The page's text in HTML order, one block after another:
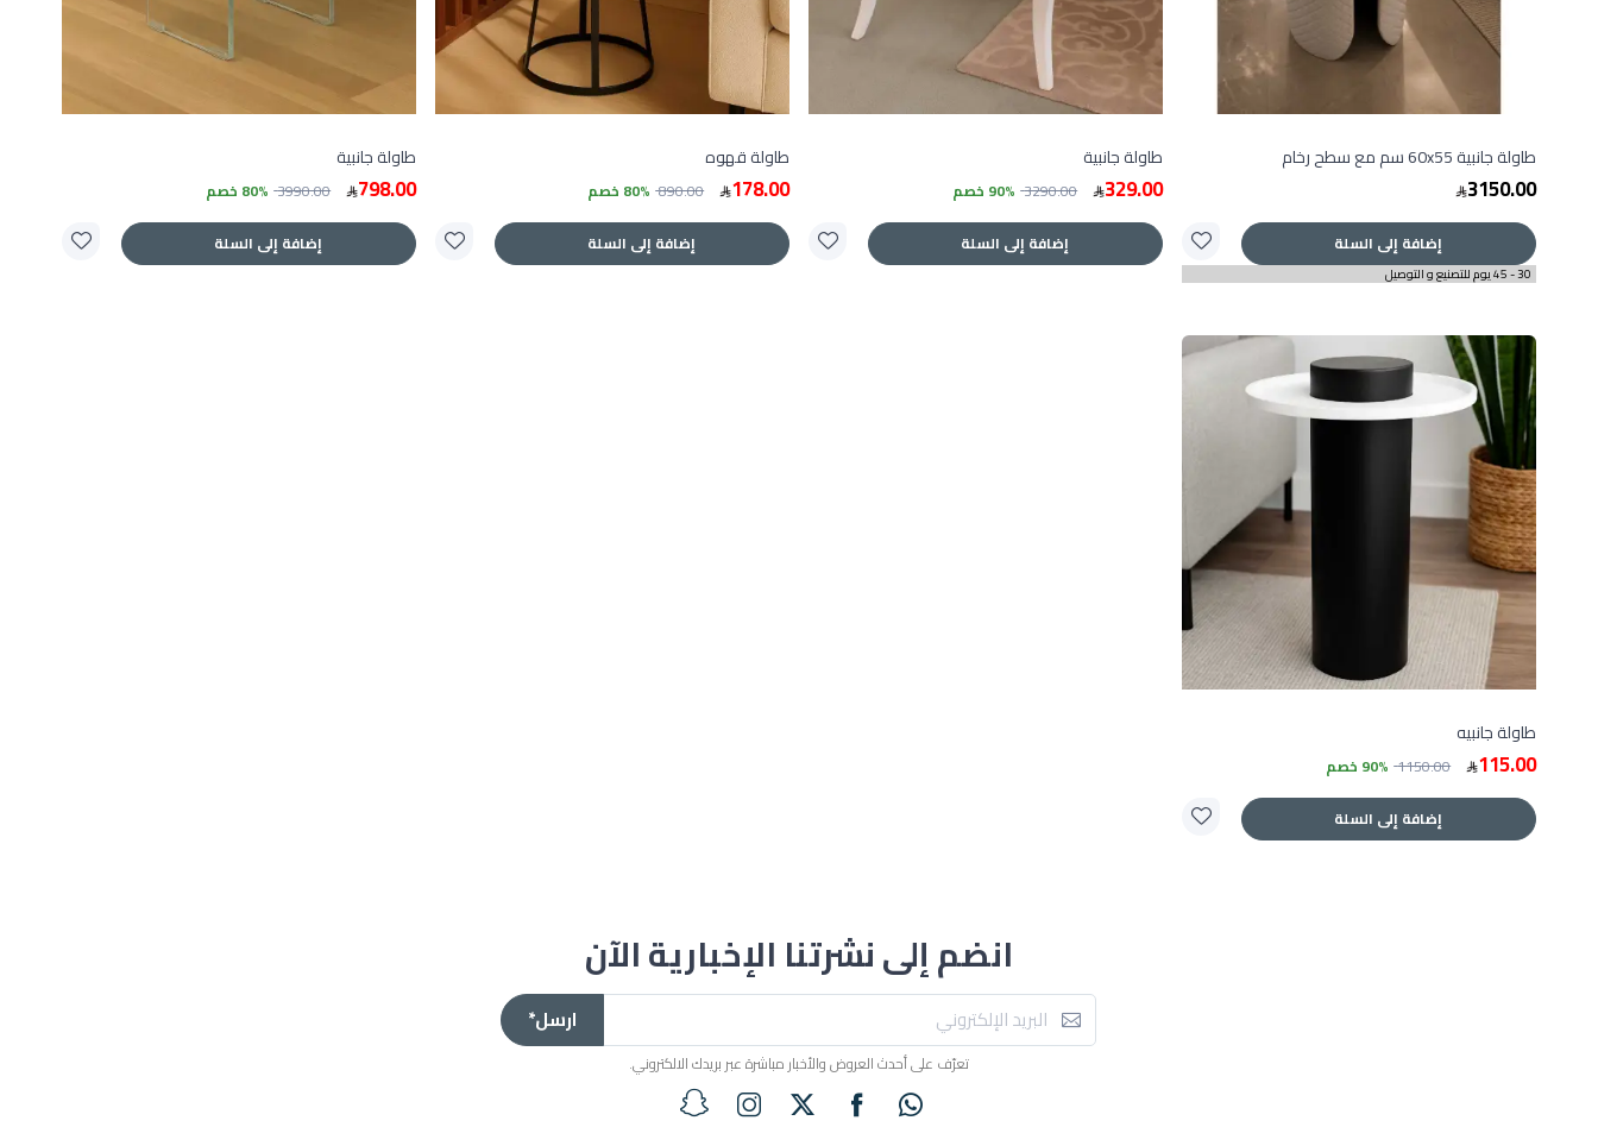
طاولة جانبية 60x55 سم مع سطح رخام
3150.00
إضافة إلى السلة
30 - 45 يوم للتصنيع و التوصيل
طاولة جانبية
329.00
3290.00 90% خصم
إضافة إلى السلة
طاولة قهوه
178.00
890.00 80% خصم
إضافة إلى السلة
طاولة جانبية
798.00
3990.00 80% خصم
إضافة إلى السلة
طاولة جانبيه
115.00
1150.00 90% خصم
إضافة إلى السلة
انضم إلى نشرتنا الإخبارية الآن
ارسل*
تعرّف على أحدث العروض والأخبار مباشرة عبر بريدك الالكتروني.